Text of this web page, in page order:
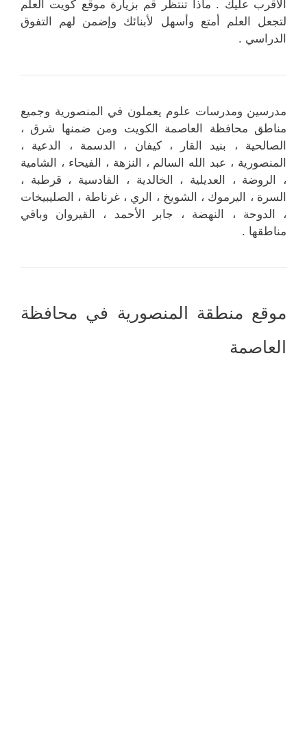
الأقرب عليك . ماذا تنتظر قم بزيارة موقع كويت العلم
لتجعل العلم أمتع وأسهل لأبنائك وإضمن لهم التفوق
الدراسي .
مدرسين ومدرسات علوم يعملون في المنصورية وجميع
مناطق محافظة العاصمة الكويت ومن ضمنها شرق ،
الصالحية ، بنيد القار ، كيفان ، الدسمة ، الدعية ،
المنصورية ، عبد الله السالم ، النزهة ، الفيحاء ، الشامية
، الروضة ، العديلية ، الخالدية ، القادسية ، قرطبة ،
السرة ، اليرموك ، الشويخ ، الري ، غرناطة ، الصليبيخات
، الدوحة ، النهضة ، جابر الأحمد ، القيروان وباقي
مناطقها .
موقع منطقة المنصورية في محافظة
العاصمة